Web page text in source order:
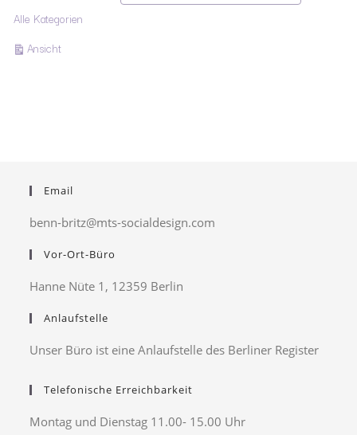
Alle Kategorien
Ansichtausdrucken
Email
benn-britz@mts-socialdesign.com
Vor-Ort-Büro
Hanne Nüte 1, 12359 Berlin
Anlaufstelle
Unser Büro ist eine Anlaufstelle des Berliner Register
Telefonische Erreichbarkeit
Montag und Dienstag 11.00- 15.00 Uhr